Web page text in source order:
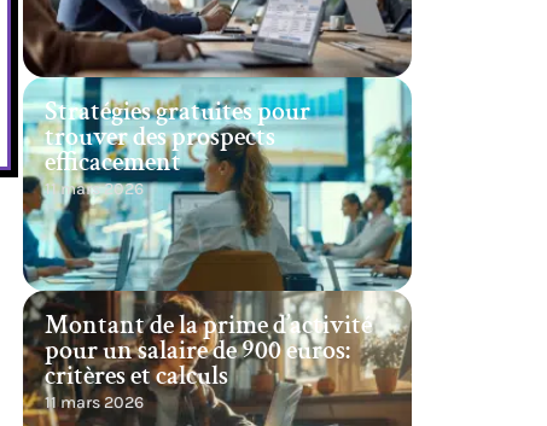
Stratégies gratuites pour
trouver des prospects
efficacement
11 mars 2026
Montant de la prime d’activité
pour un salaire de 900 euros:
critères et calculs
11 mars 2026